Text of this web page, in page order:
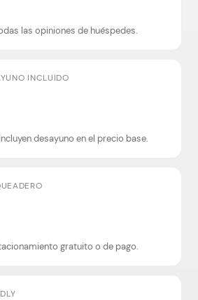
las opiniones de huéspedes.
INCLUIDO
desayuno en el precio base.
gratuito o de pago.